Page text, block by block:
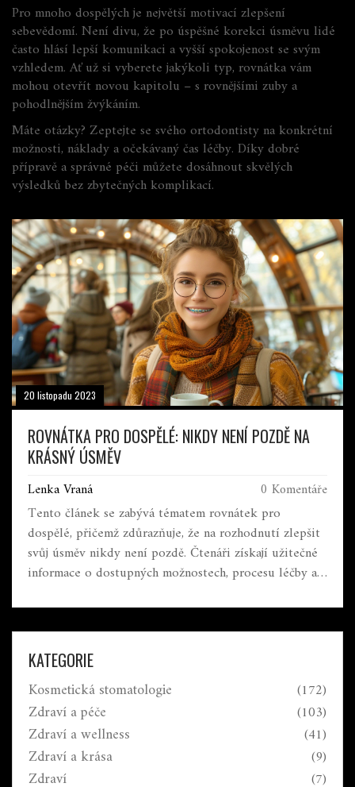
Pro mnoho dospělých je největší motivací zlepšení
sebevědomí. Není divu, že po úspěšné korekci úsměvu lidé
často hlásí lepší komunikaci a vyšší spokojenost se svým
vzhledem. Ať už si vyberete jakýkoli typ, rovnátka vám
mohou otevřít novou kapitolu – s rovnějšími zuby a
pohodlnějším žvýkáním.
Máte otázky? Zeptejte se svého ortodontisty na konkrétní
možnosti, náklady a očekávaný čas léčby. Díky dobré
přípravě a správné péči můžete dosáhnout skvělých
výsledků bez zbytečných komplikací.
20 listopadu 2023
ROVNÁTKA PRO DOSPĚLÉ: NIKDY NENÍ POZDĚ NA
KRÁSNÝ ÚSMĚV
Lenka Vraná 0 Komentáře
Tento článek se zabývá tématem rovnátek pro
dospělé, přičemž zdůrazňuje, že na rozhodnutí zlepšit
svůj úsměv nikdy není pozdě. Čtenáři získají užitečné
informace o dostupných možnostech, procesu léčby a
pečlivé péče o ústní hygienu a role, kterou hraje
sebevědomí a psychické zdraví v rozhodnutí
investovat do ortodontické péče.
KATEGORIE
Kosmetická stomatologie (172)
Zdraví a péče (103)
Zdraví a wellness (41)
Zdraví a krása (9)
Zdraví (7)